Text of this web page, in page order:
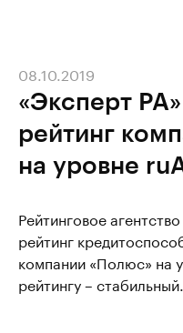
«Эксперт
рейтинг
на уровне
08.10.2019
Рейтинговое
рейтинг
компании «Полюс» на
рейтингу – стабильный.